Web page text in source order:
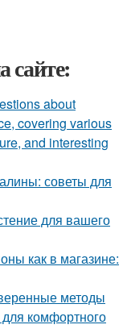
сайте:
about
covering various
and interesting
советы для
для вашего
как в магазине:
методы
комфортного